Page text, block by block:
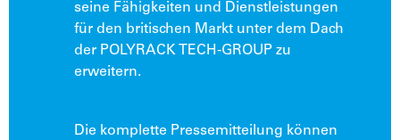
seine Fähigkeiten und Dienstleistungen
für den britischen Markt unter dem Dach
der POLYRACK TECH-GROUP zu
erweitern.
Die komplette Pressemitteilung können